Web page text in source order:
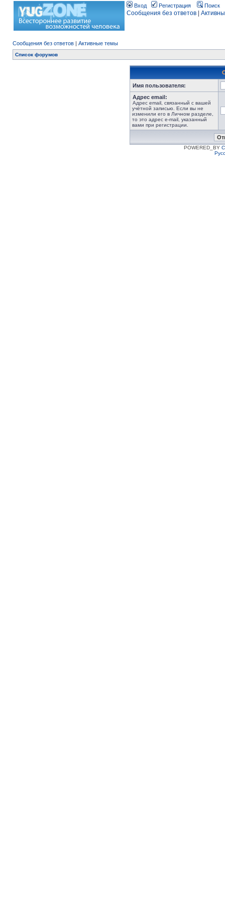
Вход Регистрация Поиск
Сообщения без ответов
Сообщения без ответов | Активные темы
Список форумов
Имя пользователя:
Адрес email:
Адрес email, связанный с вашей
учётной записью. Если вы не
изменили его в Личном разделе,
то это адрес e-mail, указанный
вами при регистрации.
POWERED_BY